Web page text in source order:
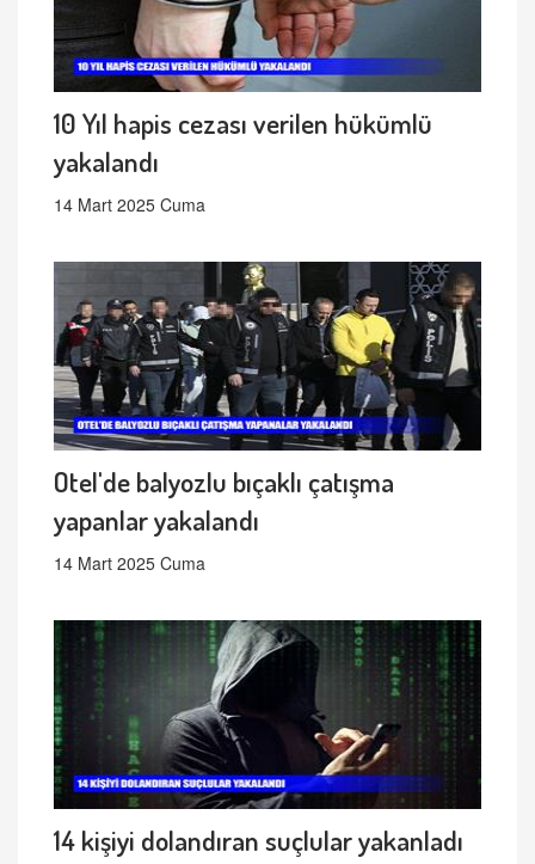
10 Yıl hapis cezası verilen hükümlü
yakalandı
14 Mart 2025 Cuma
Otel'de balyozlu bıçaklı çatışma
yapanlar yakalandı
14 Mart 2025 Cuma
14 kişiyi dolandıran suçlular yakanladı